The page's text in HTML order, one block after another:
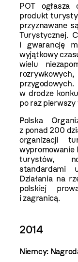
POT
produkt
przyznawane
Turystycznej.
i gwarancję
wyjątkowy
wielu
w drodze
po raz
Polska
z ponad 200
organizacji
wypromowanie
turystów,
standardami
Działania na
polskiej
i zagranicą.
2014
Niemcy: